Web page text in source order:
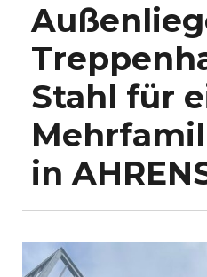
Stahl für
in